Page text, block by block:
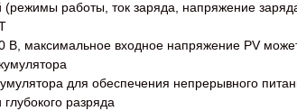
работы, ток заряда, напряжение
максимальное входное напряжение PV
для обеспечения непрерывного
разряда